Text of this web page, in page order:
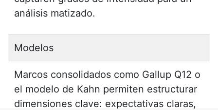
análisis matizado.
Modelos
Marcos consolidados como Gallup Q12 o
el modelo de Kahn permiten estructurar
dimensiones clave: expectativas claras,